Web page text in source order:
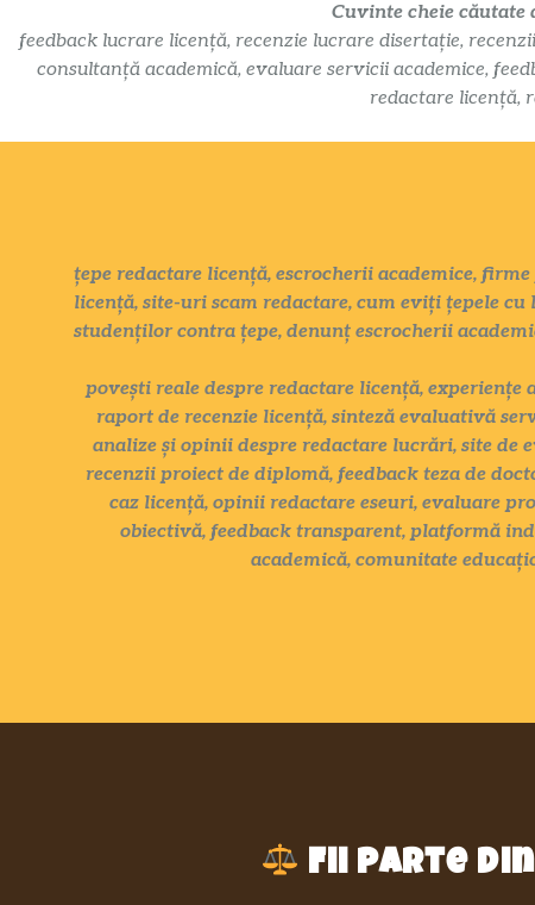
Cuvinte cheie căutate
feedback lucrare licență, recenzie lucrare disertație,
consultanță academică, evaluare servicii academice,
redactare licență,
țepe redactare licență, escrocherii academice,
licență, site-uri scam redactare, cum eviți țepele
studenților contra țepe, denunț escrocherii
povești reale despre redactare licență,
raport de recenzie licență, sinteză evaluativă
analize și opinii despre redactare lucrări, site de
recenzii proiect de diplomă, feedback teza de
caz licență, opinii redactare eseuri, evaluare
obiectivă, feedback transparent, platformă
academică, comunitate
Fii parte